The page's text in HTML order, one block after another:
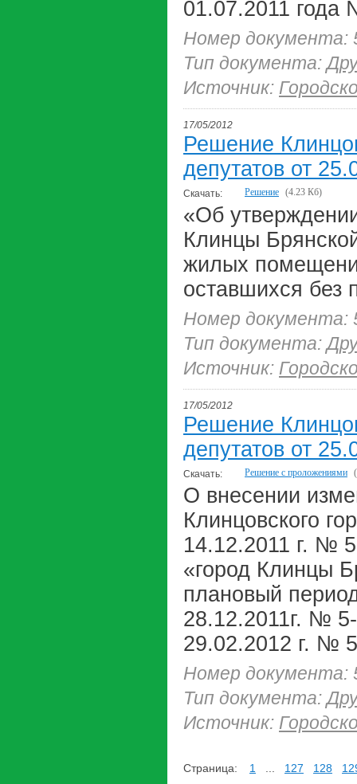
01.07.2011 года
Номер документа:
Тип документа:
Источник:
17/05/2012
Решение
депутатов от
Скачать: Решение (4.23 Кб)
«Об
Клинцы
жилых
оставшихся без
Номер документа:
Тип документа:
Источник:
17/05/2012
Решение
депутатов от
Скачать: Решение с проложениями
О внесении
Клинцовского
14.12.2011 г. №
«город Клинцы
плановый
28.12.2011г. №
29.02.2012 г. №
Номер документа:
Тип документа:
Источник:
Страница: 1 127 128